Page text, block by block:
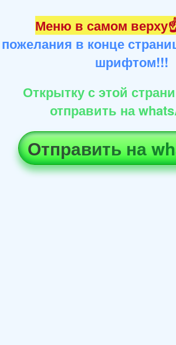
Меню в самом
пожелания в конце
шрифтом!!!
Открытку с этой
отправить на
Отправить на